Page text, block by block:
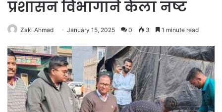
प्रशासन विभागाने केला नष्ट
Zaki Ahmad January 15, 2025 0 3 1 minute read